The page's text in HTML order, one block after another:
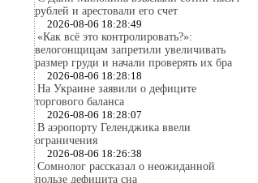
рублей и арестовали его счет
2026-08-06 18:28:49
«Как всё это контролировать?»:
велогонщицам запретили увеличивать
размер груди и начали проверять их бра
2026-08-06 18:28:18
На Украине заявили о дефиците
торгового баланса
2026-08-06 18:28:07
В аэропорту Геленджика ввели
ограничения
2026-08-06 18:26:38
Сомнолог рассказал о неожиданной
пользе дефицита сна